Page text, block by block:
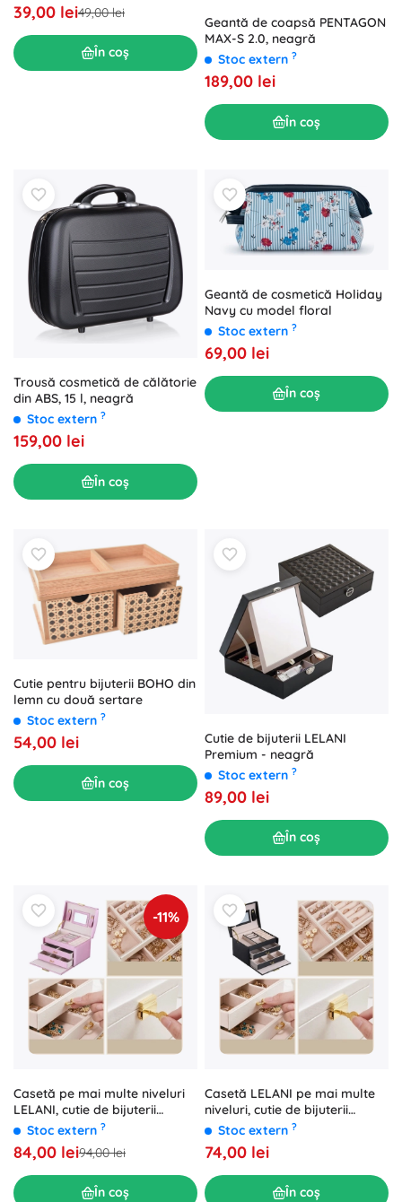
39,00 lei49,00 lei
În coș
Geantă de coapsă PENTAGON
MAX-S 2.0, neagră
Stoc extern ?
189,00 lei
În coș
Trousă cosmetică de călătorie
din ABS, 15 l, neagră
Stoc extern ?
159,00 lei
În coș
Geantă de cosmetică Holiday
Navy cu model floral
Stoc extern ?
69,00 lei
În coș
Cutie pentru bijuterii BOHO din
lemn cu două sertare
Stoc extern ?
54,00 lei
În coș
Cutie de bijuterii LELANI
Premium - neagră
Stoc extern ?
89,00 lei
În coș
-11%
Casetă pe mai multe niveluri
LELANI, cutie de bijuterii
premium - roz deschis
Stoc extern ?
84,00 lei94,00 lei
În coș
Casetă LELANI pe mai multe
niveluri, cutie de bijuterii
premium - neagră
Stoc extern ?
74,00 lei
În coș